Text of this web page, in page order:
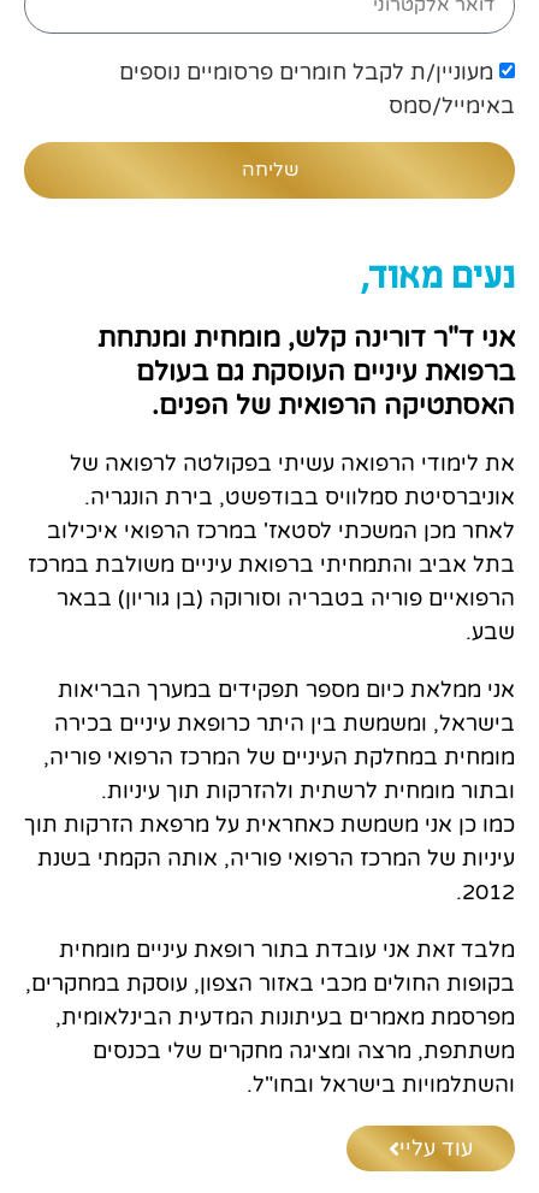
מעוניין/ת לקבל חומרים פרסומיים נוספים
באימייל/סמס
שליחה
נעים מאוד,
אני ד"ר דורינה קלש, מומחית ומנתחת
ברפואת עיניים העוסקת גם בעולם
האסתטיקה הרפואית של הפנים.
את לימודי הרפואה עשיתי בפקולטה לרפואה של
אוניברסיטת סמלוויס בבודפשט, בירת הונגריה.
לאחר מכן המשכתי לסטאז' במרכז הרפואי איכילוב
בתל אביב והתמחיתי ברפואת עיניים משולבת במרכז
הרפואיים פוריה בטבריה וסורוקה (בן גוריון) בבאר
שבע.
אני ממלאת כיום מספר תפקידים במערך הבריאות
בישראל, ומשמשת בין היתר כרופאת עיניים בכירה
מומחית במחלקת העיניים של המרכז הרפואי פוריה,
ובתור מומחית לרשתית ולהזרקות תוך עיניות.
כמו כן אני משמשת כאחראית על מרפאת הזרקות תוך
עיניות של המרכז הרפואי פוריה, אותה הקמתי בשנת
2012.
מלבד זאת אני עובדת בתור רופאת עיניים מומחית
בקופות החולים מכבי באזור הצפון, עוסקת במחקרים,
מפרסמת מאמרים בעיתונות המדעית הבינלאומית,
משתתפת, מרצה ומציגה מחקרים שלי בכנסים
והשתלמויות בישראל ובחו"ל.
עוד עליי